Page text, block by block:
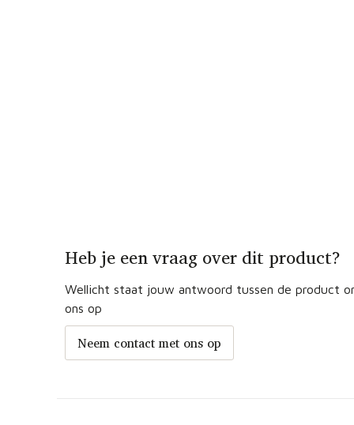
Heb je een vraag over dit product?
Wellicht staat jouw antwoord tussen de product
ons op
Neem contact met ons op